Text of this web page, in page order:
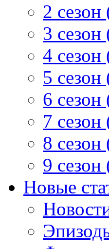
2
3
4
5
6
7
8
9
Новые